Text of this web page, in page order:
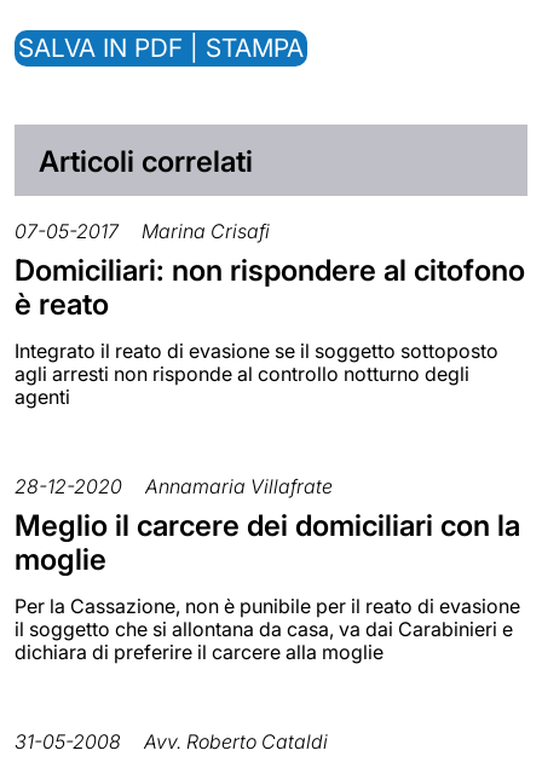
SALVA IN PDF | STAMPA
Articoli correlati
07-05-2017 Marina Crisafi
Domiciliari: non rispondere al citofono
è reato
Integrato il reato di evasione se il soggetto sottoposto
agli arresti non risponde al controllo notturno degli
agenti
28-12-2020 Annamaria Villafrate
Meglio il carcere dei domiciliari con la
moglie
Per la Cassazione, non è punibile per il reato di evasione
il soggetto che si allontana da casa, va dai Carabinieri e
dichiara di preferire il carcere alla moglie
31-05-2008 Avv. Roberto Cataldi